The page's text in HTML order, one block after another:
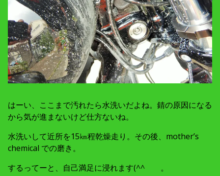
はーい、ここまで汚れたら水洗いだよね。錆の原因になる
から気が進まないけど仕方ないね。
水洗いして近所を15㎞程乾燥走り。その後、mother’s
chemical での磨き。
するってーと、自己満足に浸れます(^^ゞ 。